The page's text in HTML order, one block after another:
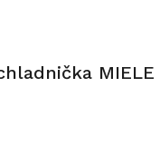
MIELE